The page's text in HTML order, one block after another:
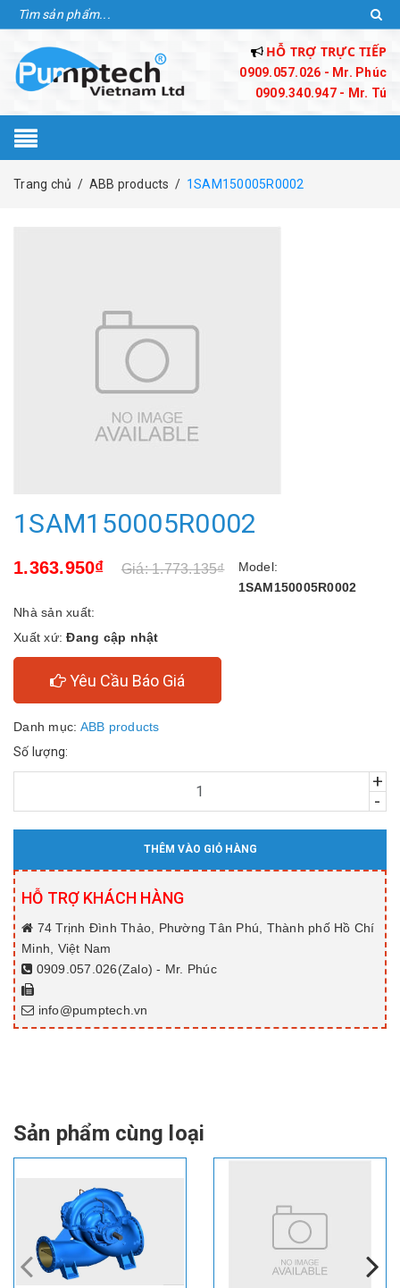
HỖ TRỢ TRỰC TIẾP
0909.057.026 - Mr. Phúc
0909.340.947 - Mr. Tú
Trang chủ / ABB products / 1SAM150005R0002
1SAM150005R0002
1.363.950₫ Giá: 1.773.135₫
Model:
1SAM150005R0002
Nhà sản xuất:
Xuất xứ:Đang cập nhật
Yêu Cầu Báo Giá
Danh mục: ABB products
Số lượng:
+
-
THÊM VÀO GIỎ HÀNG
HỖ TRỢ KHÁCH HÀNG
74 Trịnh Đình Thảo, Phường Tân Phú, Thành phố Hồ Chí
Minh, Việt Nam
0909.057.026(Zalo) - Mr. Phúc
info@pumptech.vn
Sản phẩm cùng loại